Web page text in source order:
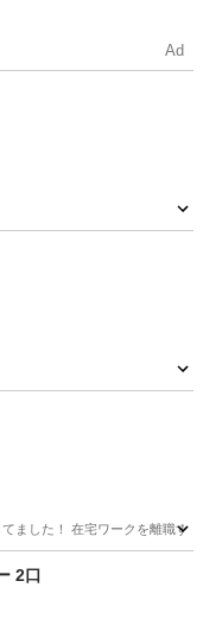
Ad
ました！ 在宅ワークを離職
2口